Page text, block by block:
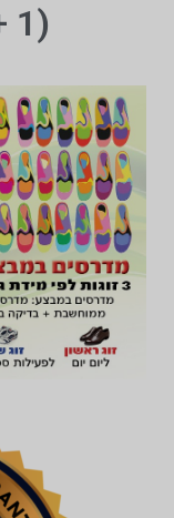
(1 + 1 + 1 חינם)